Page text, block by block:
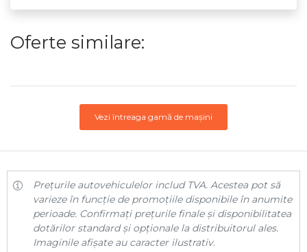
Oferte similare:
Vezi întreaga gamă de mașini
Prețurile autovehiculelor includ TVA. Acestea pot să
varieze în funcție de promoțiile disponibile în anumite
perioade. Confirmați prețurile finale și disponibilitatea
dotărilor standard și opționale la distribuitorul ales.
Imaginile afișate au caracter ilustrativ.